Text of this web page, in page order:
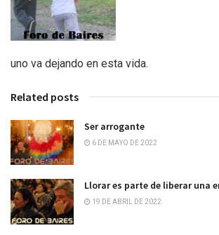
uno va dejando en esta vida.
Related posts
Ser arrogante
6 DE MAYO DE 2022
Llorar es parte de liberar una
19 DE ABRIL DE 2022